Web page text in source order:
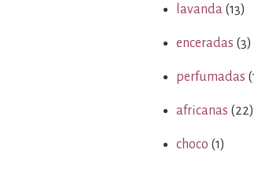
lavanda (13)
enceradas (3)
perfumadas
africanas (22)
choco (1)